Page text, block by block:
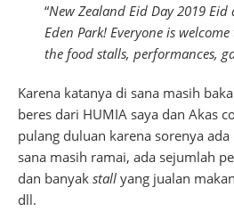
“New Zealand Eid Day 2019
Eden Park! Everyone is
the food stalls, performances,
Karena katanya di sana masih
beres dari HUMIA saya dan Akas
pulang duluan karena sorenya
sana masih ramai, ada sejumlah
dan banyak stall yang jualan
dll.